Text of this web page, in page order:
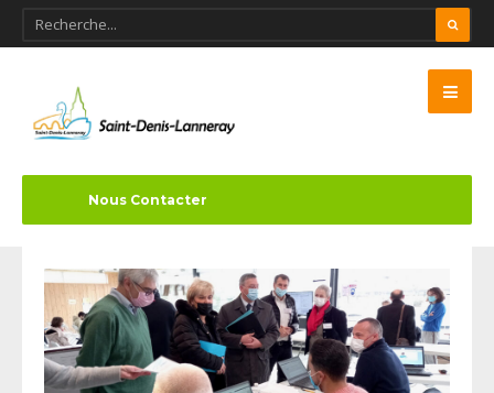
Nous Contacter